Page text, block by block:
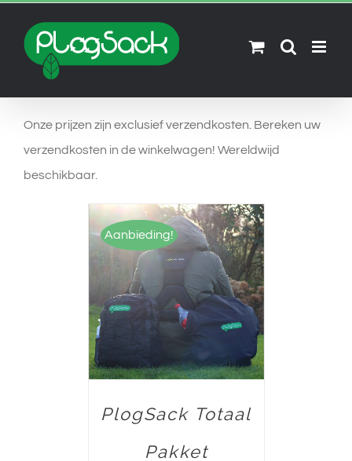
content
Onze prijzen zijn exclusief verzendkosten. Bereken uw
verzendkosten in de winkelwagen! Wereldwijd
beschikbaar.
Aanbieding!
OPTIES SELECTEREN
/
DETAILS
PlogSack Totaal
Pakket